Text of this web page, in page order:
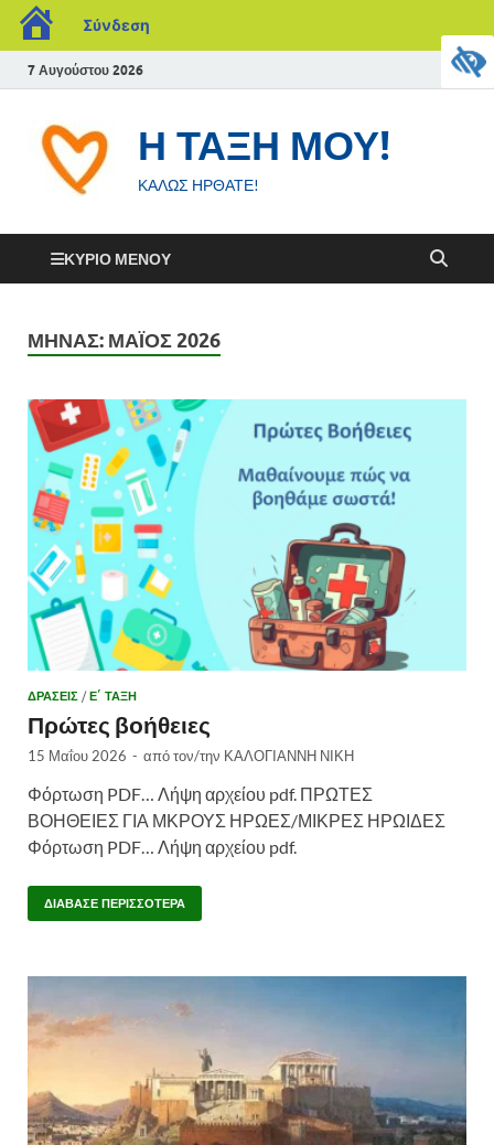
Σύνδεση
7 Αυγούστου 2026
Η ΤΑΞΗ ΜΟΥ!
ΚΑΛΩΣ ΗΡΘΑΤΕ!
ΚΎΡΙΟ ΜΕΝΟΎ
ΜΉΝΑΣ: ΜΆΙΟΣ 2026
ΔΡΑΣΕΙΣ /Ε΄ ΤΑΞΗ
Πρώτες βοήθειες
15 Μαΐου 2026 - από τον/την ΚΑΛΟΓΙΑΝΝΗ ΝΙΚΗ
Φόρτωση PDF… Λήψη αρχείου pdf. ΠΡΩΤΕΣ
ΒΟΗΘΕΙΕΣ ΓΙΑ ΜΚΡΟΥΣ ΗΡΩΕΣ/ΜΙΚΡΕΣ ΗΡΩΙΔΕΣ
Φόρτωση PDF… Λήψη αρχείου pdf.
ΔΙΆΒΑΣΕ ΠΕΡΙΣΣΌΤΕΡΑ